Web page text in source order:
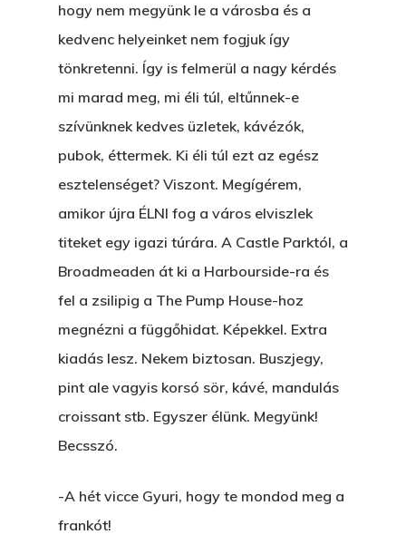
hogy nem megyünk le a városba és a
kedvenc helyeinket nem fogjuk így
tönkretenni. Így is felmerül a nagy kérdés
mi marad meg, mi éli túl, eltűnnek-e
szívünknek kedves üzletek, kávézók,
pubok, éttermek. Ki éli túl ezt az egész
esztelenséget? Viszont. Megígérem,
amikor újra ÉLNI fog a város elviszlek
titeket egy igazi túrára. A Castle Parktól, a
Broadmeaden át ki a Harbourside-ra és
fel a zsilipig a The Pump House-hoz
megnézni a függőhidat. Képekkel. Extra
kiadás lesz. Nekem biztosan. Buszjegy,
pint ale vagyis korsó sör, kávé, mandulás
croissant stb. Egyszer élünk. Megyünk!
Becsszó.
-A hét vicce Gyuri, hogy te mondod meg a
frankót!